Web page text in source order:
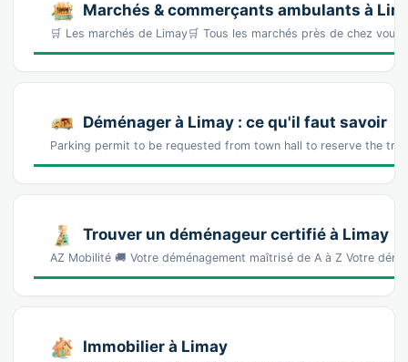
Marchés & commerçants ambulants à
🛒 Les marchés de Limay🛒 Tous les marchés près de chez
Déménager à Limay : ce qu'il faut savoir
Parking permit to be requested from town hall to reserve the
Trouver un déménageur certifié à Limay
AZ Mobilité 🚚 Votre déménagement maîtrisé de A à Z Votre
Immobilier à Limay